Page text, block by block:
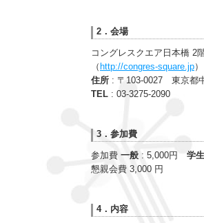
2．会場
コングレスクエア日本橋 2
（http://congres-square.jp）
住所 : 〒103-0027 東京都
TEL : 03-3275-2090
3．参加費
参加費 一般 : 5,000円 学生
懇親会費 3,000 円
4．内容